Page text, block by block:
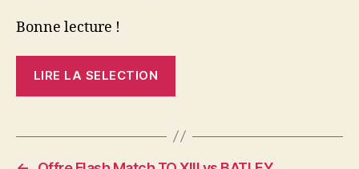
Bonne lecture !
LIRE LA SELECTION